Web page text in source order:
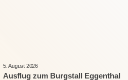
5. August 2026
Ausflug zum Burgstall Eggenthal